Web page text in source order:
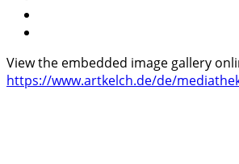
View the embedded image gallery
https://www.artkelch.de/de/